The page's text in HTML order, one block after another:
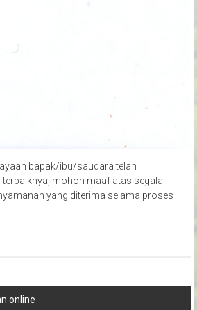
bapak/ibu/saudara telah
mohon maaf atas segala
yang diterima selama proses
online